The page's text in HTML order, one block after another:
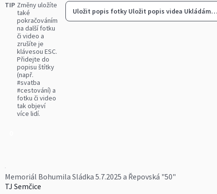
TIP Změny uložíte
také
pokračováním
na další fotku
či video a
zrušíte je
klávesou ESC.
Přidejte do
popisu štítky
(např.
#svatba
#cestování) a
fotku či video
tak objeví
více lidí.
Uložit popis fotky Uložit popis videa
Memoriál Bohumila Sládka 5.7.2025 a Řepovská "50"
TJ Semčice